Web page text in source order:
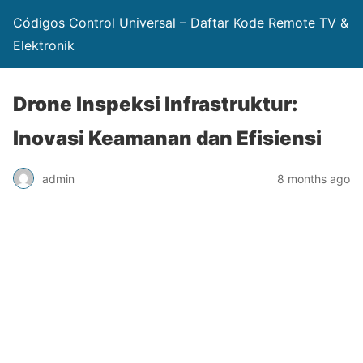
Códigos Control Universal – Daftar Kode Remote TV &
Elektronik
Drone Inspeksi Infrastruktur:
Inovasi Keamanan dan Efisiensi
admin 8 months ago